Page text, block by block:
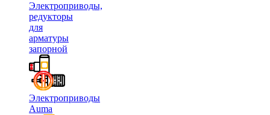
Электроприводы,
редукторы
для
арматуры
запорной
Электроприводы
Auma